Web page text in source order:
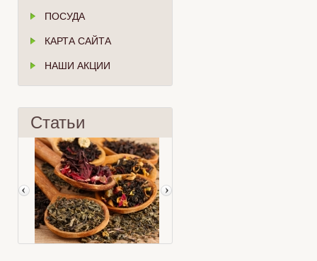
ПОСУДА
КАРТА САЙТА
НАШИ АКЦИИ
Статьи